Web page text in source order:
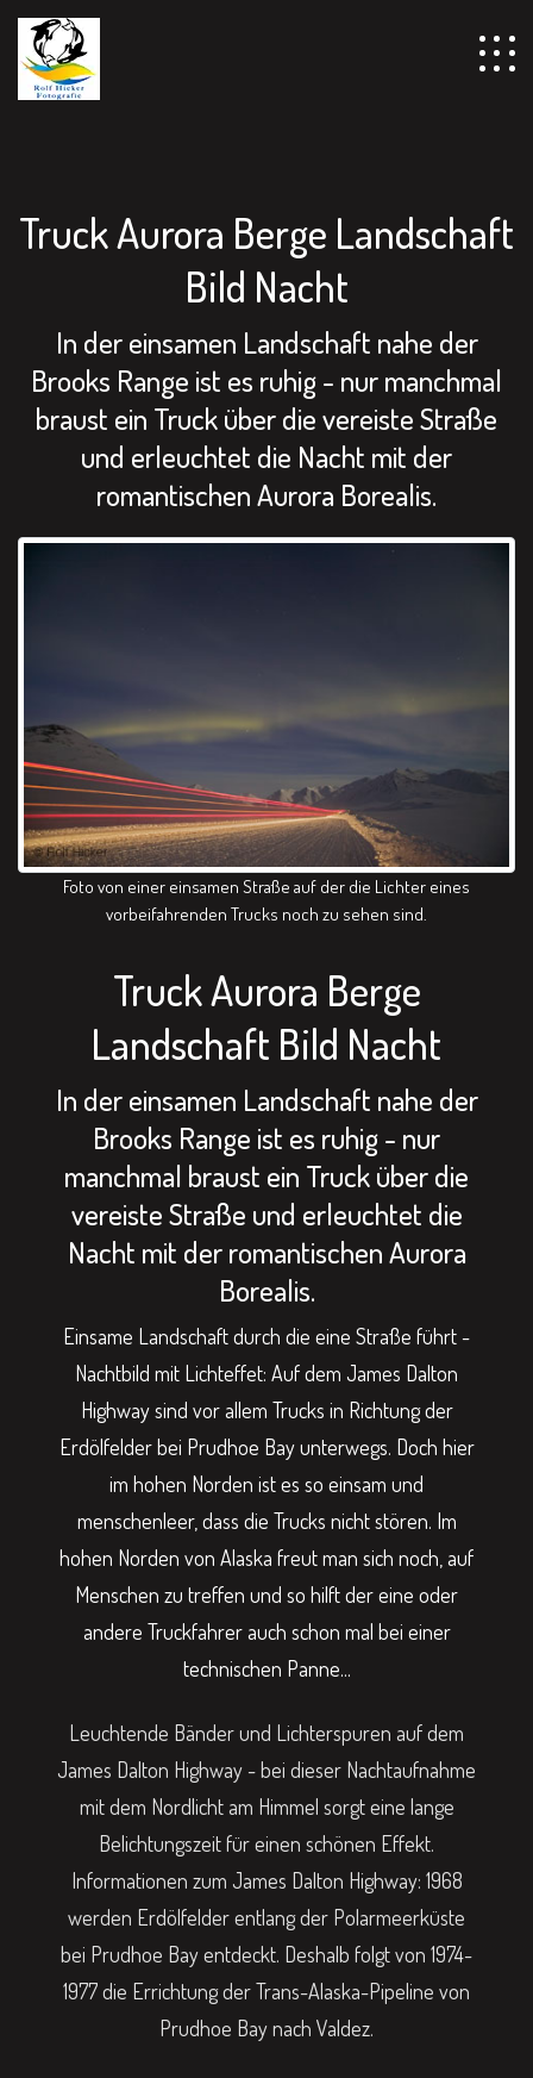
================================================== -->
Truck Aurora Berge Landschaft
Bild Nacht
In der einsamen Landschaft nahe der
Brooks Range ist es ruhig - nur manchmal
braust ein Truck über die vereiste Straße
und erleuchtet die Nacht mit der
romantischen Aurora Borealis.
Foto von einer einsamen Straße auf der die Lichter eines
vorbeifahrenden Trucks noch zu sehen sind.
Truck Aurora Berge
Landschaft Bild Nacht
In der einsamen Landschaft nahe der
Brooks Range ist es ruhig - nur
manchmal braust ein Truck über die
vereiste Straße und erleuchtet die
Nacht mit der romantischen Aurora
Borealis.
Einsame Landschaft durch die eine Straße führt -
Nachtbild mit Lichteffet: Auf dem James Dalton
Highway sind vor allem Trucks in Richtung der
Erdölfelder bei Prudhoe Bay unterwegs. Doch hier
im hohen Norden ist es so einsam und
menschenleer, dass die Trucks nicht stören. Im
hohen Norden von Alaska freut man sich noch, auf
Menschen zu treffen und so hilft der eine oder
andere Truckfahrer auch schon mal bei einer
technischen Panne...
Leuchtende Bänder und Lichterspuren auf dem
James Dalton Highway - bei dieser Nachtaufnahme
mit dem Nordlicht am Himmel sorgt eine lange
Belichtungszeit für einen schönen Effekt.
Informationen zum James Dalton Highway: 1968
werden Erdölfelder entlang der Polarmeerküste
bei Prudhoe Bay entdeckt. Deshalb folgt von 1974-
1977 die Errichtung der Trans-Alaska-Pipeline von
Prudhoe Bay nach Valdez.